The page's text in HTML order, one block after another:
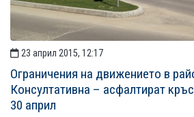
23 април 2015, 12:17
Ограничения на движението в
Консултативна – асфалтират
30 април